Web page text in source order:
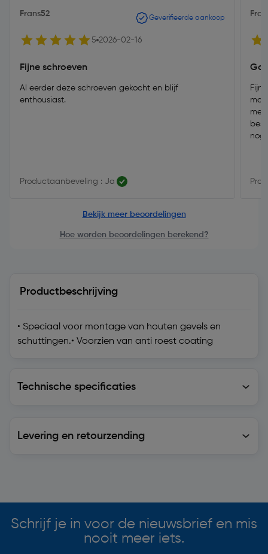
Frans52 Geverifieerde aankoop
5 2026-02-16
Fijne schroeven
Al eerder deze schroeven gekocht en blijf
enthousiast.
Productaanbeveling : Ja
nog
Bekijk meer beoordelingen
Hoe worden beoordelingen berekend?
Productbeschrijving
• Speciaal voor montage van houten gevels en
schuttingen.• Voorzien van anti roest coating
Technische specificaties
Levering en retourzending
Schrijf je in voor de nieuwsbrief en mis
nooit meer iets.